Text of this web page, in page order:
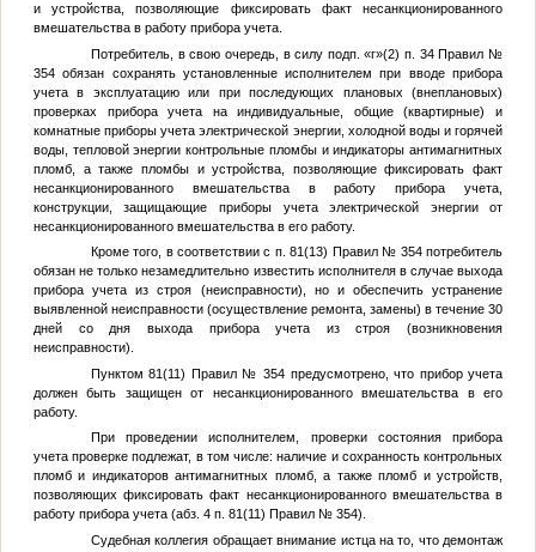
и устройства, позволяющие фиксировать факт несанкционированного
вмешательства в работу прибора учета.
Потребитель, в свою очередь, в силу подп. «г»(2) п. 34 Правил №
354 обязан сохранять установленные исполнителем при вводе прибора
учета в эксплуатацию или при последующих плановых (внеплановых)
проверках прибора учета на индивидуальные, общие (квартирные) и
комнатные приборы учета электрической энергии, холодной воды и горячей
воды, тепловой энергии контрольные пломбы и индикаторы антимагнитных
пломб, а также пломбы и устройства, позволяющие фиксировать факт
несанкционированного вмешательства в работу прибора учета,
конструкции, защищающие приборы учета электрической энергии от
несанкционированного вмешательства в его работу.
Кроме того, в соответствии с п. 81(13) Правил № 354 потребитель
обязан не только незамедлительно известить исполнителя в случае выхода
прибора учета из строя (неисправности), но и обеспечить устранение
выявленной неисправности (осуществление ремонта, замены) в течение 30
дней со дня выхода прибора учета из строя (возникновения
неисправности).
Пунктом 81(11) Правил № 354 предусмотрено, что прибор учета
должен быть защищен от несанкционированного вмешательства в его
работу.
При проведении исполнителем, проверки состояния прибора
учета проверке подлежат, в том числе: наличие и сохранность контрольных
пломб и индикаторов антимагнитных пломб, а также пломб и устройств,
позволяющих фиксировать факт несанкционированного вмешательства в
работу прибора учета (абз. 4 п. 81(11) Правил № 354).
Судебная коллегия обращает внимание истца на то, что демонтаж